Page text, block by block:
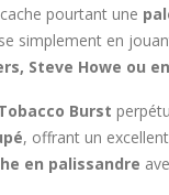
pourtant une
simplement en
Steve Howe ou
Burst
, offrant un
en palissandre